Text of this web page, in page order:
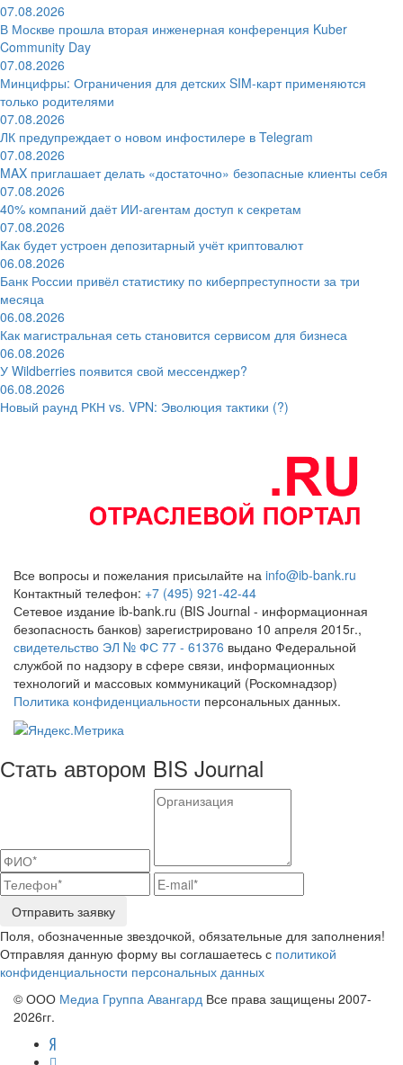
07.08.2026
В Москве прошла вторая инженерная конференция Kuber
Community Day
07.08.2026
Минцифры: Ограничения для детских SIM-карт применяются
только родителями
07.08.2026
ЛК предупреждает о новом инфостилере в Telegram
07.08.2026
MAX приглашает делать «достаточно» безопасные клиенты себя
07.08.2026
40% компаний даёт ИИ‑агентам доступ к секретам
07.08.2026
Как будет устроен депозитарный учёт криптовалют
06.08.2026
Банк России привёл статистику по киберпреступности за три
месяца
06.08.2026
Как магистральная сеть становится сервисом для бизнеса
06.08.2026
У Wildberries появится свой мессенджер?
06.08.2026
Новый раунд РКН vs. VPN: Эволюция тактики (?)
Все вопросы и пожелания присылайте на info@ib-bank.ru
Контактный телефон: +7 (495) 921-42-44
Сетевое издание ib-bank.ru (BIS Journal - информационная
безопасность банков) зарегистрировано 10 апреля 2015г.,
свидетельство ЭЛ № ФС 77 - 61376 выдано Федеральной
службой по надзору в сфере связи, информационных
технологий и массовых коммуникаций (Роскомнадзор)
Политика конфиденциальности персональных данных.
Стать автором BIS Journal
Отправить заявку
Поля, обозначенные звездочкой, обязательные для заполнения!
Отправляя данную форму вы соглашаетесь с политикой
конфиденциальности персональных данных
© ООО Медиа Группа Авангард Все права защищены 2007-
2026гг.